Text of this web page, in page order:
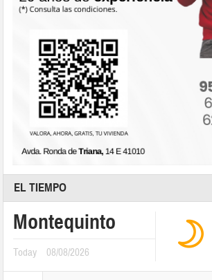
EL TIEMPO
Montequinto
Today 08/08/2026